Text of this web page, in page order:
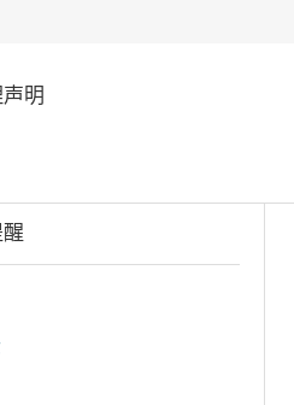
明